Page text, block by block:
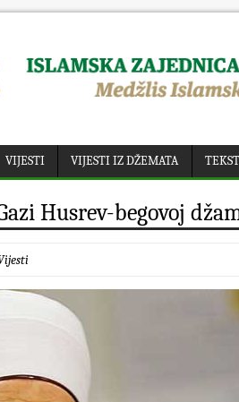
VIJESTI VIJESTI IZ DŽEMATA
Husrev-begovoj